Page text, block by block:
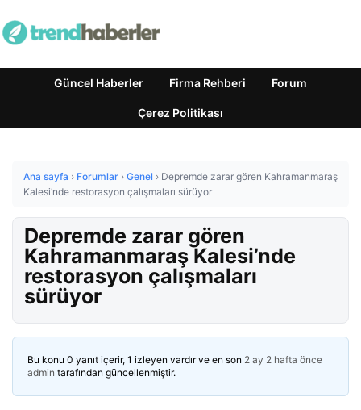
Güncel Haberler Firma Rehberi Forum
Çerez Politikası
Ana sayfa › Forumlar › Genel › Depremde zarar gören Kahramanmaraş
Kalesi’nde restorasyon çalışmaları sürüyor
Depremde zarar gören
Kahramanmaraş Kalesi’nde
restorasyon çalışmaları
sürüyor
Bu konu 0 yanıt içerir, 1 izleyen vardır ve en son 2 ay 2 hafta önce
admin tarafından güncellenmiştir.